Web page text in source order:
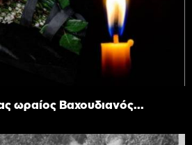
ωραίος Βαχουδιανός...